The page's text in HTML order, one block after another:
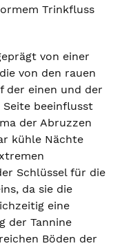
Trinkfluss
von einer
von den rauen
der einen und der
beeinflusst
der Abruzzen
kühle Nächte
Schlüssel für die
da sie die
eine
der Tannine
Böden der